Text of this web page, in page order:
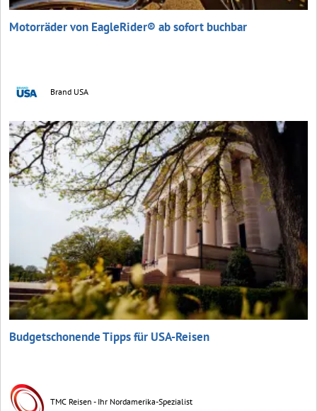
Motorräder von EagleRider® ab sofort buchbar
Brand USA
Budgetschonende Tipps für USA-Reisen
TMC Reisen - Ihr Nordamerika-Spezialist